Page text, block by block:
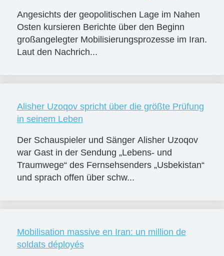
Angesichts der geopolitischen Lage im Nahen
Osten kursieren Berichte über den Beginn
großangelegter Mobilisierungsprozesse im Iran.
Laut den Nachrich...
Alisher Uzoqov spricht über die größte Prüfung
in seinem Leben
Der Schauspieler und Sänger Alisher Uzoqov
war Gast in der Sendung „Lebens- und
Traumwege“ des Fernsehsenders „Usbekistan“
und sprach offen über schw...
Mobilisation massive en Iran: un million de
soldats déployés